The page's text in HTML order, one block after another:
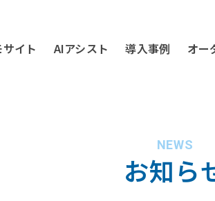
イト AIアシスト 導入事例 オー
お知ら
NEWS